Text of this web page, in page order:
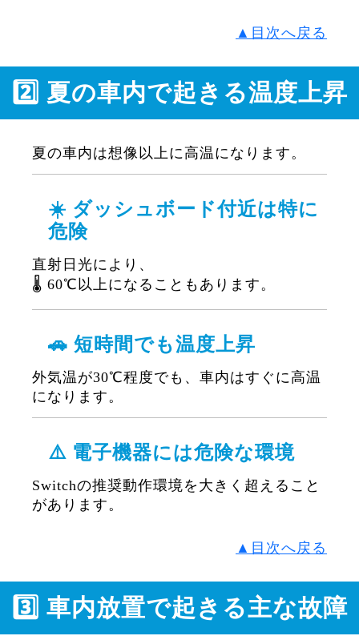
▲目次へ戻る
2️⃣ 夏の車内で起きる温度上昇
夏の車内は想像以上に高温になります。
☀️ ダッシュボード付近は特に
危険
直射日光により、
🌡️ 60℃以上になることもあります。
🚗 短時間でも温度上昇
外気温が30℃程度でも、車内はすぐに高温
になります。
⚠️ 電子機器には危険な環境
Switchの推奨動作環境を大きく超えること
があります。
▲目次へ戻る
3️⃣ 車内放置で起きる主な故障